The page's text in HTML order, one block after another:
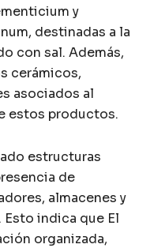
y
destinadas a la
con sal. Además,
cerámicos,
asociados al
estos productos.
estructuras
de
almacenes y
indica que El
organizada,